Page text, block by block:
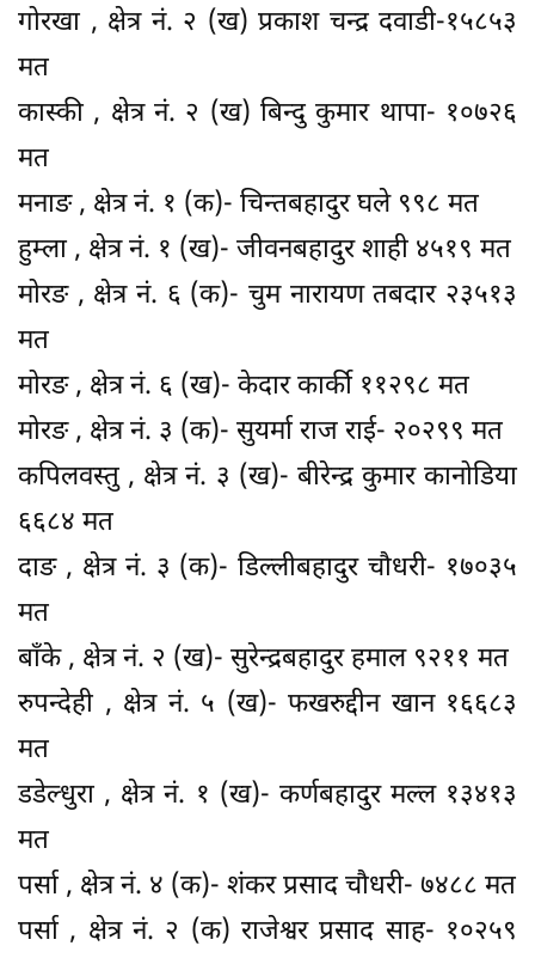
गोरखा , क्षेत्र नं. २ (ख) प्रकाश चन्‍द्र दवाडी-१५८५३
मत
कास्की , क्षेत्र नं. २ (ख) बिन्दु कुमार थापा- १०७२६
मत
मनाङ , क्षेत्र नं. १ (क)- चिन्तबहादुर घले ९९८ मत
हुम्ला , क्षेत्र नं. १ (ख)- जीवनबहादुर शाही ४५१९ मत
मोरङ , क्षेत्र नं. ६ (क)- चुम नारायण तबदार २३५१३
मत
मोरङ , क्षेत्र नं. ६ (ख)- केदार कार्की ११२९८ मत
मोरङ , क्षेत्र नं. ३ (क)- सुयर्मा राज राई- २०२९९ मत
कपिलवस्तु , क्षेत्र नं. ३ (ख)- बीरेन्द्र कुमार कानोडिया
६६८४ मत
दाङ , क्षेत्र नं. ३ (क)- डिल्लीबहादुर चौधरी- १७०३५
मत
बाँके , क्षेत्र नं. २ (ख)- सुरेन्द्रबहादुर हमाल ९२११ मत
रुपन्देही , क्षेत्र नं. ५ (ख)- फखरुद्दीन खान १६६८३
मत
डडेल्धुरा , क्षेत्र नं. १ (ख)- कर्णबहादुर मल्ल १३४१३
मत
पर्सा , क्षेत्र नं. ४ (क)- शंकर प्रसाद चौधरी- ७४८८ मत
पर्सा , क्षेत्र नं. २ (क) राजेश्वर प्रसाद साह- १०२५९